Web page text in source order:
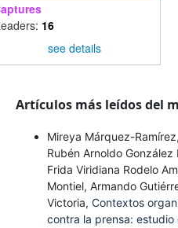
16
see details
Artículos más leídos del
Mireya Márquez-
Rubén Arnoldo
Frida Viridiana Rodelo
Montiel, Armando
Victoria, Contextos
contra la prensa: